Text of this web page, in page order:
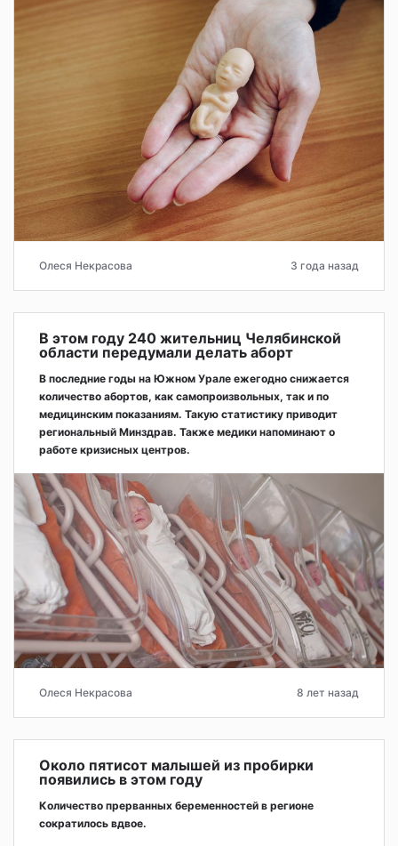
Олеся Некрасова 3 года назад
В этом году 240 жительниц Челябинской
области передумали делать аборт
В последние годы на Южном Урале ежегодно снижается
количество абортов, как самопроизвольных, так и по
медицинским показаниям. Такую статистику приводит
региональный Минздрав. Также медики напоминают о
работе кризисных центров.
Олеся Некрасова 8 лет назад
Около пятисот малышей из пробирки
появились в этом году
Количество прерванных беременностей в регионе
сократилось вдвое.